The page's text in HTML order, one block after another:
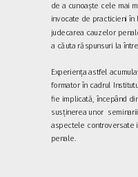
de a cunoaște cele mai
invocate de practicieni
judecarea cauzelor
a căuta răspunsuri la
Experiența astfel
formator în cadrul
fie implicată, începând
susținerea unor
aspectele controversate
penale.